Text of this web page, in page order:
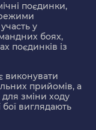
поєдинки,
режими
у
боях,
поєдинків із
виконувати
прийомів, а
зміни ходу
бої виглядають